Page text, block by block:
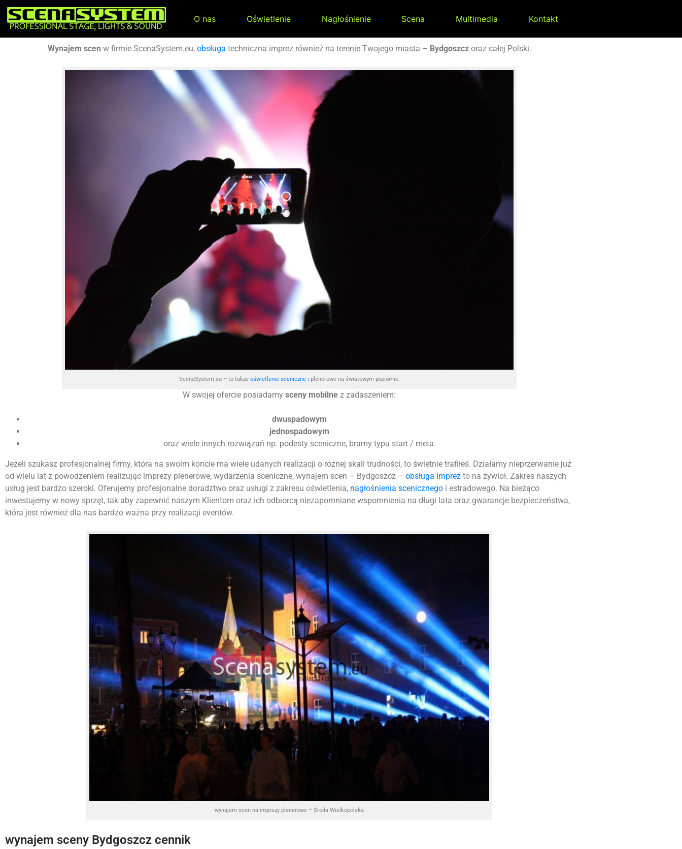
O nas Oświetlenie Nagłośnienie Scena Multimedia Kontakt
Wynajem scen w firmie ScenaSystem.eu, obsługa techniczna imprez również na terenie Twojego miasta – Bydgoszcz oraz całej Polski.
ScenaSystem.eu – to także oświetlenie scenicznei plenerowe na światowym poziomie.
W swojej ofercie posiadamy sceny mobilne z zadaszeniem:
dwuspadowym
jednospadowym
oraz wiele innych rozwiązań np. podesty sceniczne, bramy typu start / meta.
Jeżeli szukasz profesjonalnej firmy, która na swoim koncie ma wiele udanych realizacji o różnej skali trudności, to świetnie trafiłeś. Działamy nieprzerwanie już
od wielu lat z powodzeniem realizując imprezy plenerowe, wydarzenia sceniczne, wynajem scen – Bydgoszcz – obsługa imprez to na żywioł. Zakres naszych
usług jest bardzo szeroki. Oferujemy profesjonalne doradztwo oraz usługi z zakresu oświetlenia, nagłośnienia scenicznego i estradowego. Na bieżąco
inwestujemy w nowy sprzęt, tak aby zapewnić naszym Klientom oraz ich odbiorcą niezapomniane wspomnienia na długi lata oraz gwarancje bezpieczeństwa,
która jest również dla nas bardzo ważna przy realizacji eventów.
wynajem scen na imprezy plenerowe – Środa Wielkopolska
wynajem sceny Bydgoszcz cennik